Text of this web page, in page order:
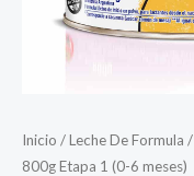
Inicio /Leche De Formula /
800g Etapa 1 (0-6 meses)